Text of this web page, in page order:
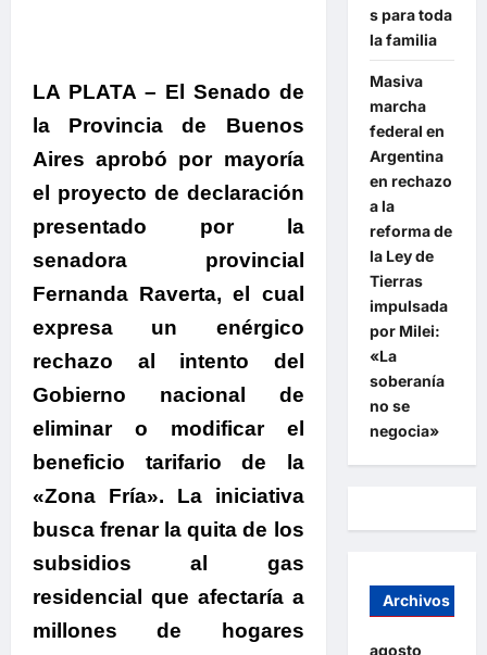
LA PLATA – El Senado de
la Provincia de Buenos
Aires aprobó por mayoría
el proyecto de declaración
presentado por la
senadora provincial
Fernanda Raverta, el cual
expresa un enérgico
rechazo al intento del
Gobierno nacional de
eliminar o modificar el
beneficio tarifario de la
«Zona Fría». La iniciativa
busca frenar la quita de los
subsidios al gas
residencial que afectaría a
millones de hogares
s para toda
la familia
Masiva
marcha
federal en
Argentina
en rechazo
a la
reforma de
la Ley de
Tierras
impulsada
por Milei:
«La
soberanía
no se
negocia»
Archivos
agosto